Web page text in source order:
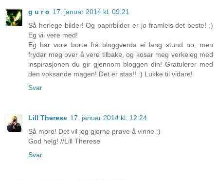
g u r o 17. januar 2014 kl. 09:21
Så herlege bilder! Og papirbilder er jo framleis det beste! ;)
Eg vil vere med!
Eg har vore borte frå bloggverda ei lang stund no, men
frydar meg over å vere tilbake, og kosar meg verkeleg med
inspirasjonen du gir gjennom bloggen din! Gratulerer med
den voksande magen! Det er stas!! :) Lukke til vidare!
Svar
Lill Therese 17. januar 2014 kl. 12:24
Så moro! Det vil jeg gjerne prøve å vinne :)
God helg! //Lill Therese
Svar